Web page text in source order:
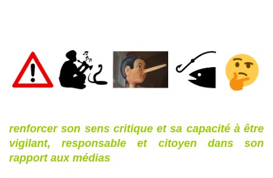
renforcer son sens critique et sa capacité à être
vigilant, responsable et citoyen dans son
rapport aux médias